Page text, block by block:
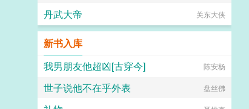
丹武大帝 关东大侠
新书入库
我男朋友他超凶[古穿今]
陈安杨
世子说他不在乎外表 盘丝佛